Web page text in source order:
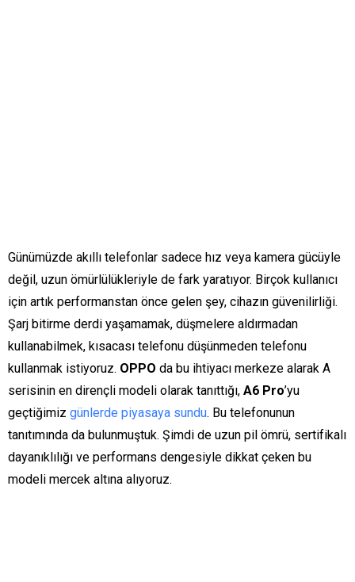
Günümüzde akıllı telefonlar sadece hız veya kamera gücüyle
değil, uzun ömürlülükleriyle de fark yaratıyor. Birçok kullanıcı
için artık performanstan önce gelen şey, cihazın güvenilirliği.
Şarj bitirme derdi yaşamamak, düşmelere aldırmadan
kullanabilmek, kısacası telefonu düşünmeden telefonu
kullanmak istiyoruz. OPPO da bu ihtiyacı merkeze alarak A
serisinin en dirençli modeli olarak tanıttığı, A6 Pro’yu
geçtiğimiz günlerde piyasaya sundu. Bu telefonunun
tanıtımında da bulunmuştuk. Şimdi de uzun pil ömrü, sertifikalı
dayanıklılığı ve performans dengesiyle dikkat çeken bu
modeli mercek altına alıyoruz.